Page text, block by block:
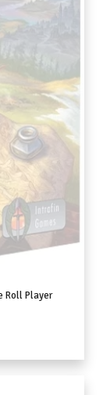
Roll Player